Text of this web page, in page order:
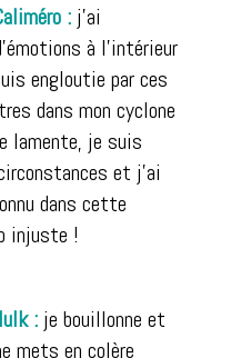
:j’ai
à l’intérieur
engloutie par ces
dans mon cyclone
lamente, je suis
et j’ai
dans cette
injuste !
: je bouillonne et
mets en colère